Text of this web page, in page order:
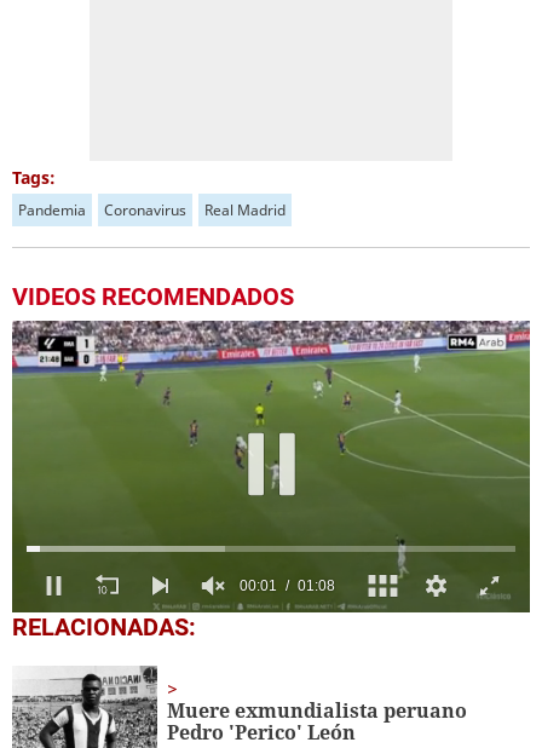
Tags:
Pandemia Coronavirus Real Madrid
VIDEOS RECOMENDADOS
0
seconds
minute,
8
seconds
RELACIONADAS:
Muere exmundialista peruano
Pedro 'Perico' León